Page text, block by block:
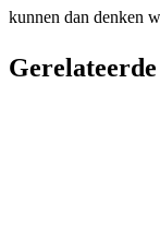
kunnen dan denken